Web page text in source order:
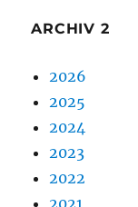
ARCHIV 2
2026
2025
2024
2023
2022
2021